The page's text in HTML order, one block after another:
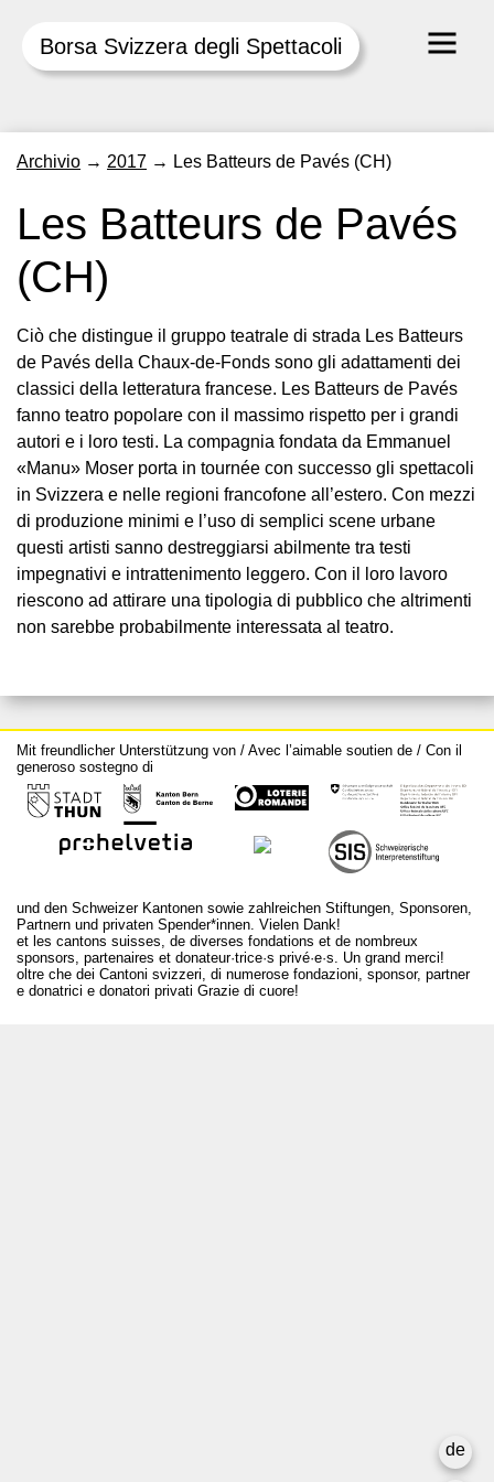
de
Borsa Svizzera degli Spettacoli
Archivio → 2017 → Les Batteurs de Pavés (CH)
Les Batteurs de Pavés
(CH)
Ciò che distingue il gruppo teatrale di strada Les Batteurs
de Pavés della Chaux-de-Fonds sono gli adattamenti dei
classici della letteratura francese. Les Batteurs de Pavés
fanno teatro popolare con il massimo rispetto per i grandi
autori e i loro testi. La compagnia fondata da Emmanuel
«Manu» Moser porta in tournée con successo gli spettacoli
in Svizzera e nelle regioni francofone all’estero. Con mezzi
di produzione minimi e l’uso di semplici scene urbane
questi artisti sanno destreggiarsi abilmente tra testi
impegnativi e intrattenimento leggero. Con il loro lavoro
riescono ad attirare una tipologia di pubblico che altrimenti
non sarebbe probabilmente interessata al teatro.
Mit freundlicher Unterstützung von / Avec l’aimable soutien de / Con il
generoso sostegno di
und den Schweizer Kantonen sowie zahlreichen Stiftungen, Sponsoren,
Partnern und privaten Spender*innen. Vielen Dank!
et les cantons suisses, de diverses fondations et de nombreux
sponsors, partenaires et donateur·trice·s privé·e·s. Un grand merci!
oltre che dei Cantoni svizzeri, di numerose fondazioni, sponsor, partner
e donatrici e donatori privati Grazie di cuore!